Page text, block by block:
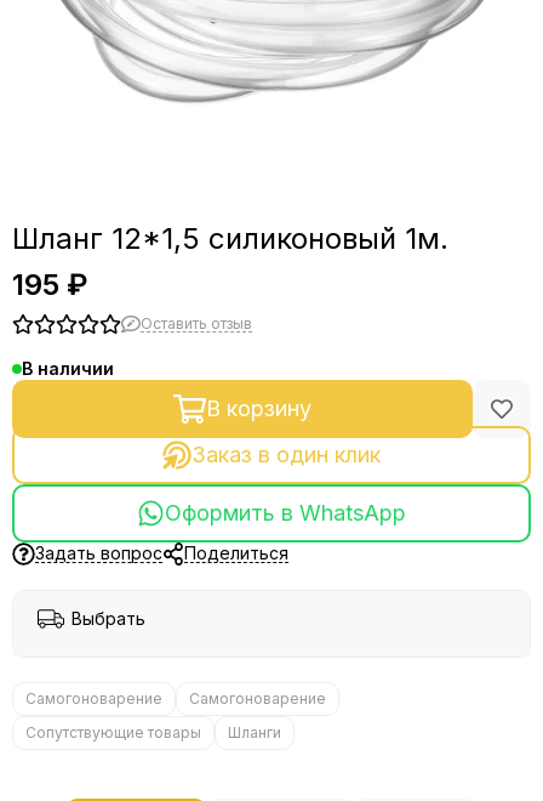
Шланг 12*1,5 силиконовый 1м.
195 ₽
Оставить отзыв
В наличии
В корзину
Заказ в один клик
Оформить в WhatsApp
Задать вопрос Поделиться
Выбрать
Самогоноварение
Самогоноварение
Сопутствующие товары
Шланги